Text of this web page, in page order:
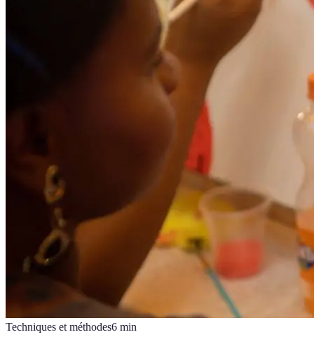
Techniques et méthodes6 min